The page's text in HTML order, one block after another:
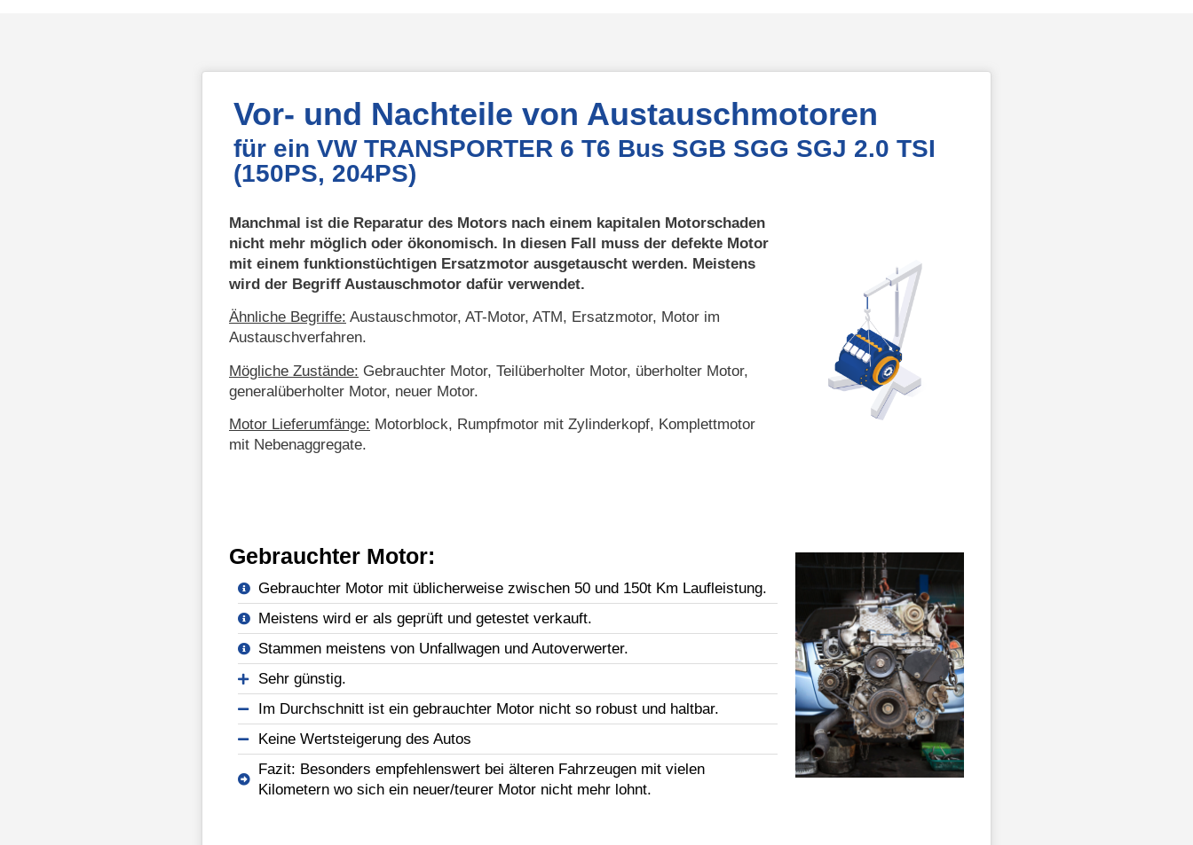
Vor- und Nachteile von Austauschmotoren
für ein VW TRANSPORTER 6 T6 Bus SGB SGG SGJ 2.0 TSI
(150PS, 204PS)
Manchmal ist die Reparatur des Motors nach einem kapitalen Motorschaden
nicht mehr möglich oder ökonomisch. In diesen Fall muss der defekte Motor
mit einem funktionstüchtigen Ersatzmotor ausgetauscht werden. Meistens
wird der Begriff Austauschmotor dafür verwendet.
Ähnliche Begriffe: Austauschmotor, AT-Motor, ATM, Ersatzmotor, Motor im
Austauschverfahren.
Mögliche Zustände: Gebrauchter Motor, Teilüberholter Motor, überholter Motor,
generalüberholter Motor, neuer Motor.
Motor Lieferumfänge: Motorblock, Rumpfmotor mit Zylinderkopf, Komplettmotor
mit Nebenaggregate.
Gebrauchter Motor:
Gebrauchter Motor mit üblicherweise zwischen 50 und 150t Km Laufleistung.
Meistens wird er als geprüft und getestet verkauft.
Stammen meistens von Unfallwagen und Autoverwerter.
Sehr günstig.
Im Durchschnitt ist ein gebrauchter Motor nicht so robust und haltbar.
Keine Wertsteigerung des Autos
Fazit: Besonders empfehlenswert bei älteren Fahrzeugen mit vielen
Kilometern wo sich ein neuer/teurer Motor nicht mehr lohnt.